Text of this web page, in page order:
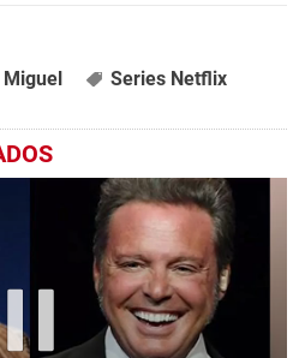
Miguel Series Netflix